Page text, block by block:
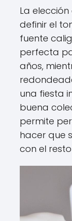
La
definir el
fuente
perfecta
años,
una fiesta
buena
permite
hacer que
con el